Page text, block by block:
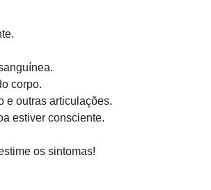
corpo.
e outras articulações.
estiver consciente.
os sintomas!